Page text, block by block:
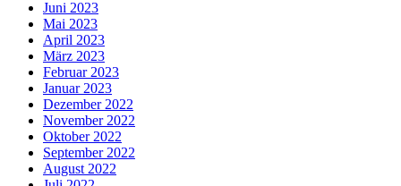
Juni 2023
Mai 2023
April 2023
März 2023
Februar 2023
Januar 2023
Dezember 2022
November 2022
Oktober 2022
September 2022
August 2022